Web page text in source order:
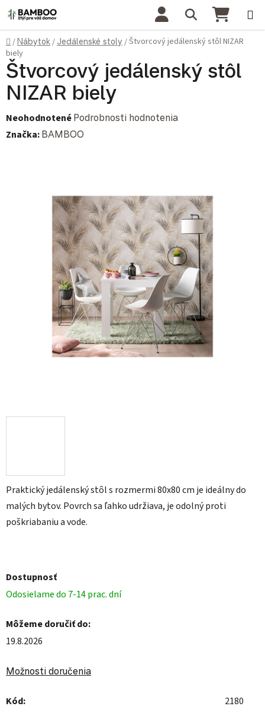
Prejsť na obsah Hľadať
Domov
/Nábytok / Jedálenské stoly /Štvorcový jedálenský stôl NIZAR
biely
Praktický jedálenský stôl s rozmermi 80x80 cm je ideálny do
malých bytov. Povrch sa ľahko udržiava, je odolný proti
poškriabaniu a vode.
Dostupnosť
Odosielame do 7-14 prac. dní
Môžeme doručiť do:
19.8.2026
Možnosti doručenia
Kód: 2180
Štvorcový jedálenský stôl
NIZAR biely
Priemerné hodnotenie produktu je 0,0 z 5 hviezdičiek.
Neohodnotené Podrobnosti hodnotenia
Značka: BAMBOO